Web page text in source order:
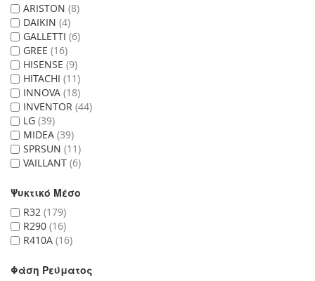
ARISTON 8
DAIKIN 4
GALLETTI 6
GREE 16
HISENSE 9
HITACHI 11
INNOVA 18
INVENTOR 44
LG 39
MIDEA 39
SPRSUN 11
VAILLANT 6
Ψυκτικό Μέσο
R32 179
R290 16
R410A 16
Φάση Ρεύματος